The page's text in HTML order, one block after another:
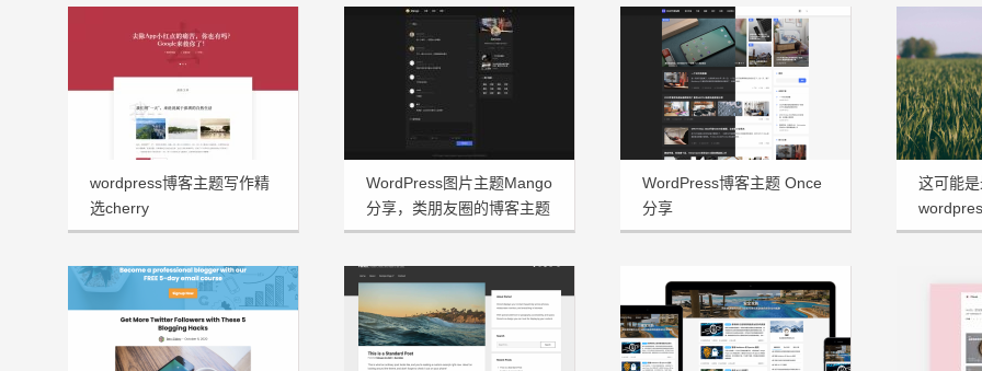
wordpress博客主题写作精
选cherry
WordPress图片主题Mango
分享，类朋友圈的博客主题
WordPress博客主题 Once
分享
这可能
享